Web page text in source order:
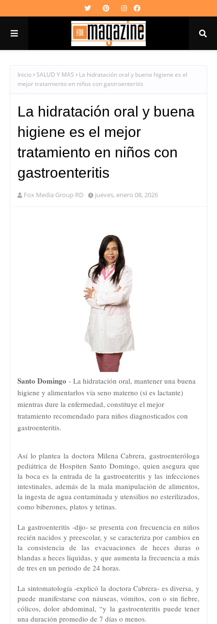
Inicio SALUD Y MAS
La hidratación oral y buena higiene es el
mejor tratamiento en niños con gastroenteritis
La hidratación oral y buena
higiene es el mejor
tratamiento en niños con
gastroenteritis
Fox Media Group RD jueves, enero 08, 2026
Santo Domingo - La hidratación oral, mantener una buena
higiene y alimentarlos vía seno materno (si es lactante)
mientras dure la enfermedad, constituye el mejor
tratamiento recomendado para niños diagnosticados con
gastroenteritis.
Así lo plantea la doctora Milena Cabrera, gastroenteróloga
pediátrica de Hospiten Santo Domingo, quien asegura que
la boca es la entrada de la gastroenteritis y las infecciones
intestinales, además de la mala manipulación de alimentos,
la ingesta de agua contaminada y utensilios no esterilizados,
como biberones, platos y tetinas.
La gastroenteritis -dijo- se presenta con frecuencia en niños
recién nacidos y preescolar, y se caracteriza por cambios en
la consistencia de las evacuaciones de heces duras o
blandas a heces líquidas, y que aumenta la frecuencia a más
de tres en un periodo de 24 horas.
La sintomatología -explicó la doctora Cabrera- es diversa, y
puede manifestarse con náuseas, vómitos, con o sin fiebre,
cólicos, dolor abdominal, “y la gastroenteritis puede tener
una duración promedio de 7 días o menos.